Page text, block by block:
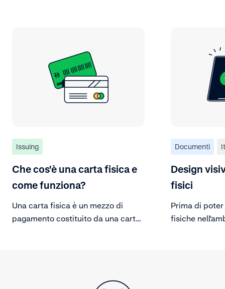
Issuing
Che cos'è una carta fisica e
come funziona?
Una carta fisica è un mezzo di
pagamento costituito da una carta
personalizzazione della carta.
Documenti
Design
fisici
Prima di
fisiche